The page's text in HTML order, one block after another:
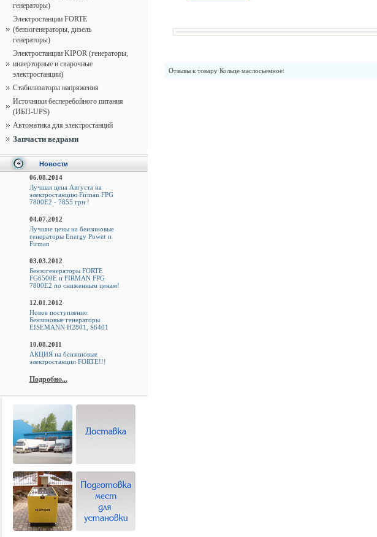
генераторы)
Электростанции FORTE
(бензогенераторы, дизель
генераторы)
Электростанции KIPOR (генераторы,
инверторные и сварочные
электростанции)
Стабилизаторы напряжения
Источники бесперебойного питания
(ИБП-UPS)
Автоматика для электростанций
Запчасти ведрами
Новости
06.08.2014
Лучшая цена Августа на
электростанцию Firman FPG
7800E2 - 7855 грн !
04.07.2012
Лучшие цены на бензиновые
генераторы Energy Power и
Firman
03.03.2012
Бензогенераторы FORTE
FG6500E и FIRMAN FPG
7800E2 по сниженным ценам!
12.01.2012
Новое поступление:
Бензиновые генераторы
EISEMANN H2801, S6401
10.08.2011
АКЦИЯ на бензиновые
электростанции FORTE!!!
Подробно...
Отзывы к товару Кольце маслосьемное: